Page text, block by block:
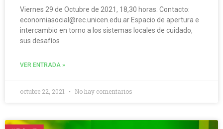
Viernes 29 de Octubre de 2021, 18,30 horas. Contacto:
economiasocial@rec.unicen.edu.ar Espacio de apertura e
intercambio en torno a los sistemas locales de cuidado,
sus desafíos
VER ENTRADA »
octubre 22, 2021 No hay comentarios